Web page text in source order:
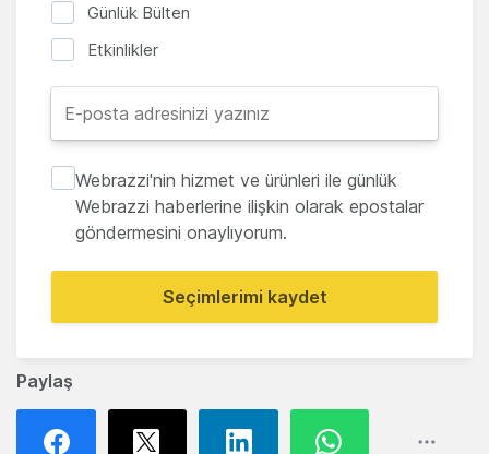
Paylaş
Günlük Bülten
Etkinlikler
Webrazzi'nin hizmet ve ürünleri ile günlük
Webrazzi haberlerine ilişkin olarak epostalar
göndermesini onaylıyorum.
Seçimlerimi kaydet